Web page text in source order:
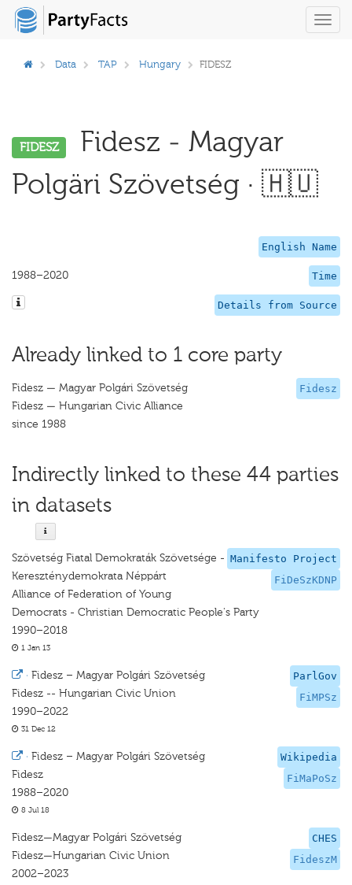
Data TAP Hungary FIDESZ
FIDESZ
Fidesz - Magyar
Polgäri Szövetség · 🇭🇺
English Name
Time
1988–2020
Details from Source
Already linked to 1 core party
Fidesz
Fidesz — Magyar Polgári Szövetség
Fidesz — Hungarian Civic Alliance
since 1988
Indirectly linked to these 44 parties
in datasets
Manifesto Project
FiDeSzKDNP
Szövetség Fiatal Demokraták Szövetsége -
Kereszténydemokrata Néppárt
Alliance of Federation of Young
Democrats - Christian Democratic People's Party
1990–2018
1 Jan 13
ParlGov
FiMPSz
· Fidesz – Magyar Polgári Szövetség
Fidesz -- Hungarian Civic Union
1990–2022
31 Dec 12
Wikipedia
FiMaPoSz
· Fidesz – Magyar Polgári Szövetség
Fidesz
1988–2020
8 Jul 18
CHES
FideszM
Fidesz—Magyar Polgári Szövetség
Fidesz—Hungarian Civic Union
2002–2023